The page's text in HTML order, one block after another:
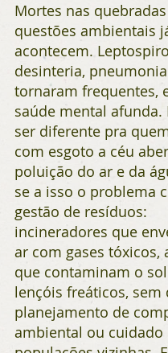
Mortes nas
questões ambientais
acontecem.
desinteria,
tornaram frequentes,
saúde mental afunda.
ser diferente pra
com esgoto a céu
poluição do ar e da
se a isso o problema
gestão de resíduos:
incineradores que
ar com gases tóxicos,
que contaminam o
lençóis freáticos, sem
planejamento de
ambiental ou cuidado